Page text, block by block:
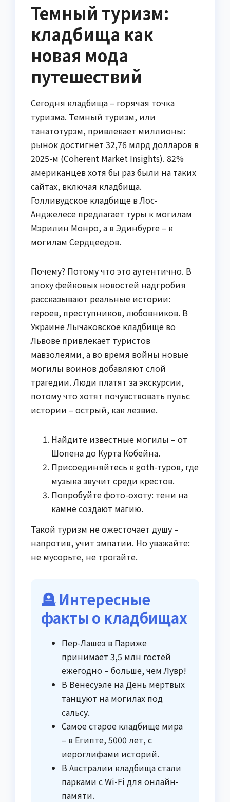
Темный туризм:
кладбища как
новая мода
путешествий
Сегодня кладбища – горячая точка
туризма. Темный туризм, или
танатотурзм, привлекает миллионы:
рынок достигнет 32,76 млрд долларов в
2025-м (Coherent Market Insights). 82%
американцев хотя бы раз были на таких
сайтах, включая кладбища.
Голливудское кладбище в Лос-
Анджелесе предлагает туры к могилам
Мэрилин Монро, а в Эдинбурге – к
могилам Сердцеедов.
Почему? Потому что это аутентично. В
эпоху фейковых новостей надгробия
рассказывают реальные истории:
героев, преступников, любовников. В
Украине Лычаковское кладбище во
Львове привлекает туристов
мавзолеями, а во время войны новые
могилы воинов добавляют слой
трагедии. Люди платят за экскурсии,
потому что хотят почувствовать пульс
истории – острый, как лезвие.
Найдите известные могилы – от
Шопена до Курта Кобейна.
Присоединяйтесь к goth-туров, где
музыка звучит среди крестов.
Попробуйте фото-охоту: тени на
камне создают магию.
Такой туризм не ожесточает душу –
напротив, учит эмпатии. Но уважайте:
не мусорьте, не трогайте.
🪦 Интересные
факты о кладбищах
Пер-Лашез в Париже
принимает 3,5 млн гостей
ежегодно – больше, чем Лувр!
В Венесуэле на День мертвых
танцуют на могилах под
сальсу.
Самое старое кладбище мира
– в Египте, 5000 лет, с
иероглифами историй.
В Австралии кладбища стали
парками с Wi-Fi для онлайн-
памяти.